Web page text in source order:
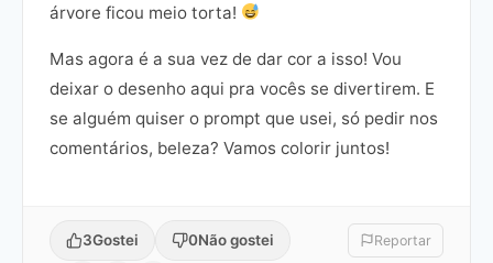
árvore ficou meio torta!
Mas agora é a sua vez de dar cor a isso! Vou
deixar o desenho aqui pra vocês se divertirem. E
se alguém quiser o prompt que usei, só pedir nos
comentários, beleza? Vamos colorir juntos!
3Gostei 0Não gostei Reportar